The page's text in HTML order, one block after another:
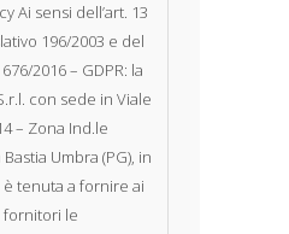
Ai sensi dell’art. 13
196/2003 e del
2016 – GDPR: la
con sede in Viale
– Zona Ind.le
Umbra (PG), in
tenuta a fornire ai
le